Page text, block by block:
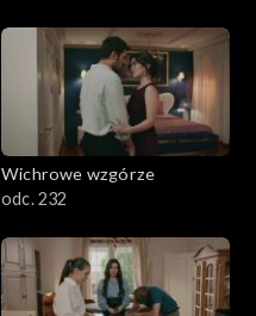
Wichrowe wzgórze
odc. 232